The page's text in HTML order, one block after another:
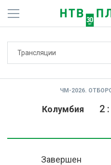
Трансляции
ЧМ-2026.
Колумбия 2:
Завершен